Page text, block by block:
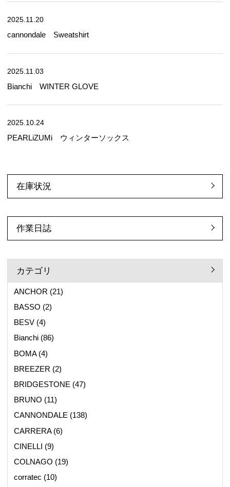
2025.11.20
cannondale Sweatshirt
2025.11.03
Bianchi WINTER GLOVE
2025.10.24
PEARLiZUMi ウィンターソックス
在庫状況
作業日誌
カテゴリ
ANCHOR (21)
BASSO (2)
BESV(4)
Bianchi(86)
BOMA(4)
BREEZER (2)
BRIDGESTONE (47)
BRUNO (11)
CANNONDALE (138)
CARRERA(6)
CINELLI (9)
COLNAGO (19)
corratec (10)